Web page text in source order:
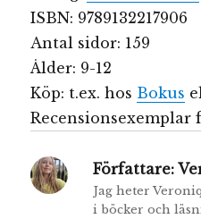
ISBN: 9789132217906
Antal sidor: 159
Ålder: 9-12
Köp: t.ex. hos Bokus
Recensionsexemplar
Författare:
Jag heter
i böcker och